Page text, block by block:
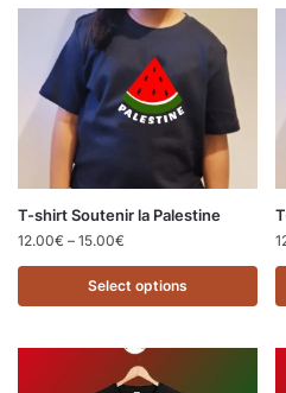
T-shirt Soutenir la Palestine
12.00€ – 15.00€
Select options